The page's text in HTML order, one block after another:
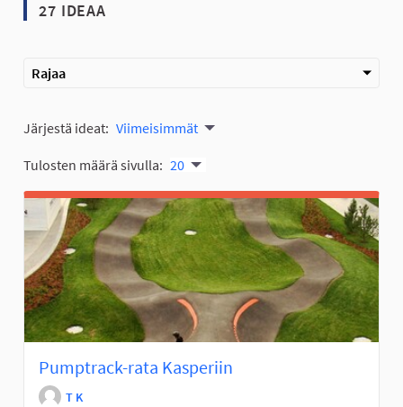
27 IDEAA
Rajaa
Järjestä ideat: Viimeisimmät
Tulosten määrä sivulla: 20
Pumptrack-rata Kasperiin
T K